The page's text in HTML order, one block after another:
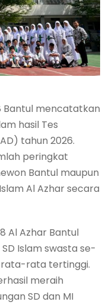
Bantul mencatatkan
hasil Tes
tahun 2026.
peringkat
Bantul maupun
Al Azhar secara
Al Azhar Bantul
Islam swasta se-
rata-rata tertinggi.
meraih
SD dan MI